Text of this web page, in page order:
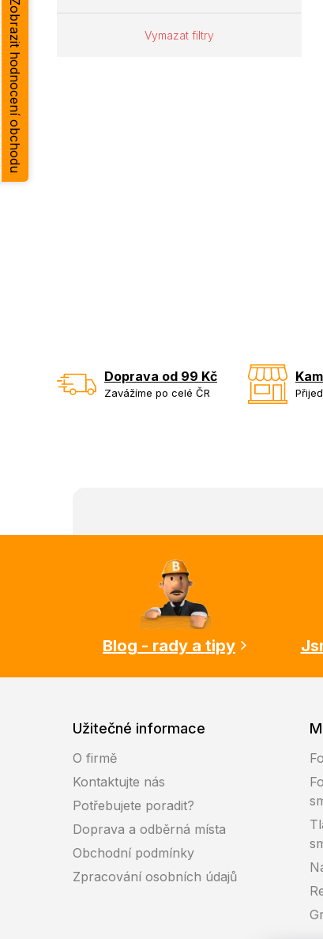
Vymazat filtry
Doprava od 99 Kč
Zavážíme po celé ČR
Blog - rady a tipy
Užitečné informace
O firmě
Kontaktujte nás
Potřebujete poradit?
Doprava a odběrná místa
Obchodní podmínky
Zpracování osobních údajů
Zobrazit hodnocení obchodu